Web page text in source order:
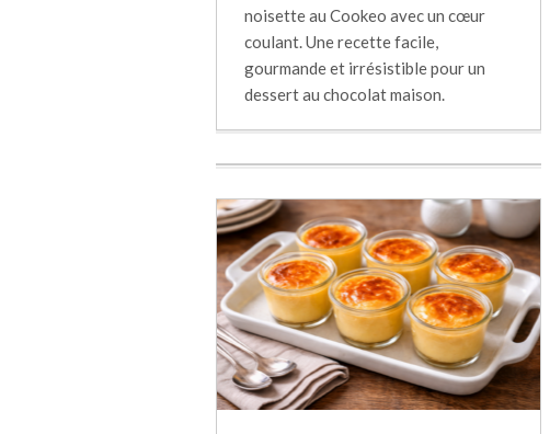
noisette au Cookeo avec un cœur
coulant. Une recette facile,
gourmande et irrésistible pour un
dessert au chocolat maison.